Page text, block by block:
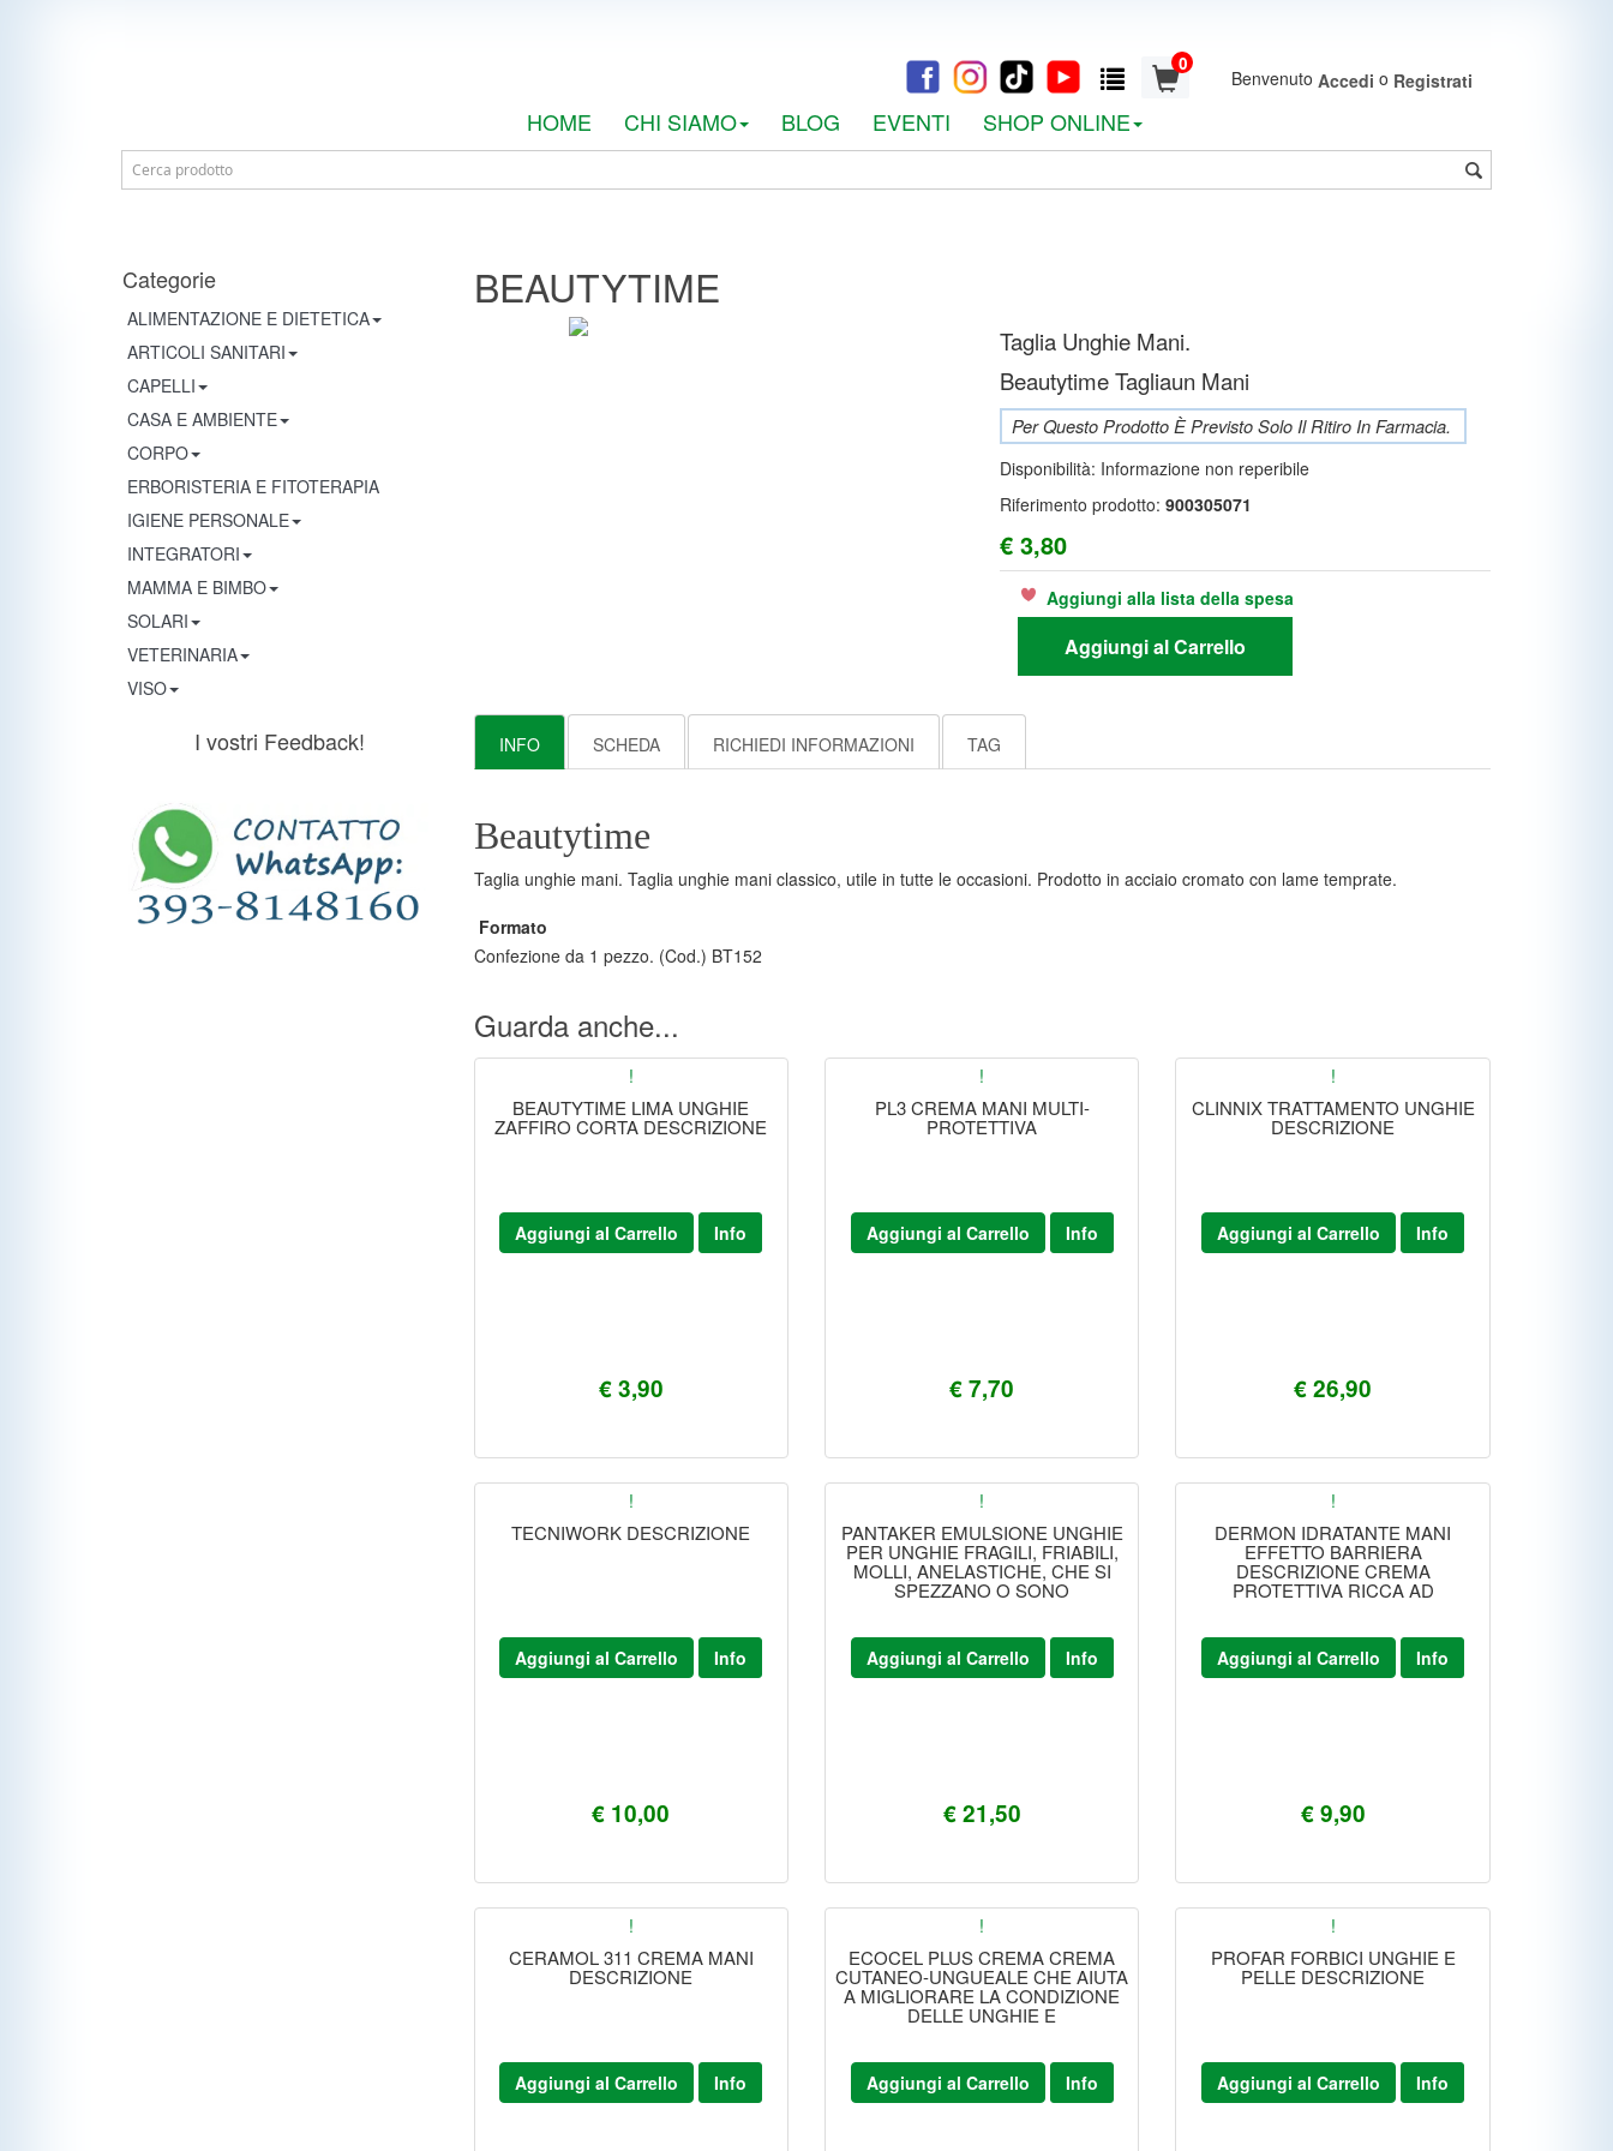
Benvenuto Accedi o Registrati
0
HOME CHI SIAMO BLOG EVENTI SHOP ONLINE
BEAUTYTIME
Taglia Unghie Mani.
Beautytime Tagliaun Mani
Per Questo Prodotto È Previsto Solo Il Ritiro In Farmacia.
Disponibilità: Informazione non reperibile
Riferimento prodotto:900305071
€ 3,80
Aggiungi alla lista della spesa
Aggiungi al Carrello
INFO SCHEDA RICHIEDI INFORMAZIONI TAG
Beautytime
Taglia unghie mani. Taglia unghie mani classico, utile in tutte le occasioni. Prodotto in acciaio cromato con lame temprate.
Formato
Confezione da 1 pezzo. (Cod.) BT152
Guarda anche...
!
BEAUTYTIME LIMA UNGHIE
ZAFFIRO CORTA DESCRIZIONE
€ 3,90
Aggiungi al Carrello Info
!
PL3 CREMA MANI MULTI-
PROTETTIVA
€ 7,70
Aggiungi al Carrello Info
!
CLINNIX TRATTAMENTO UNGHIE
DESCRIZIONE
€ 26,90
Aggiungi al Carrello Info
!
TECNIWORK DESCRIZIONE
€ 10,00
Aggiungi al Carrello Info
!
PANTAKER EMULSIONE UNGHIE
PER UNGHIE FRAGILI, FRIABILI,
MOLLI, ANELASTICHE, CHE SI
SPEZZANO O SONO
€ 21,50
Aggiungi al Carrello Info
!
DERMON IDRATANTE MANI
EFFETTO BARRIERA
DESCRIZIONE CREMA
PROTETTIVA RICCA AD
€ 9,90
Aggiungi al Carrello Info
!
CERAMOL 311 CREMA MANI
DESCRIZIONE
Aggiungi al Carrello Info
!
ECOCEL PLUS CREMA CREMA
CUTANEO-UNGUEALE CHE AIUTA
A MIGLIORARE LA CONDIZIONE
DELLE UNGHIE E
Aggiungi al Carrello Info
!
PROFAR FORBICI UNGHIE E
PELLE DESCRIZIONE
Aggiungi al Carrello Info
Categorie
ALIMENTAZIONE E DIETETICA
ARTICOLI SANITARI
CAPELLI
CASA E AMBIENTE
CORPO
ERBORISTERIA E FITOTERAPIA
IGIENE PERSONALE
INTEGRATORI
MAMMA E BIMBO
SOLARI
VETERINARIA
VISO
I vostri Feedback!